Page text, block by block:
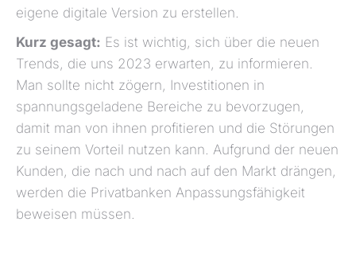
eigene digitale Version zu erstellen.
Kurz gesagt: Es ist wichtig, sich über die neuen
Trends, die uns 2023 erwarten, zu informieren.
Man sollte nicht zögern, Investitionen in
spannungsgeladene Bereiche zu bevorzugen,
damit man von ihnen profitieren und die Störungen
zu seinem Vorteil nutzen kann. Aufgrund der neuen
Kunden, die nach und nach auf den Markt drängen,
werden die Privatbanken Anpassungsfähigkeit
beweisen müssen.